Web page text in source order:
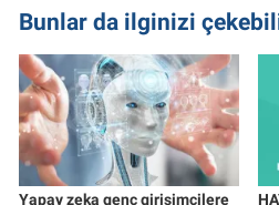
Bunlar da ilginizi
Yapay zeka genç girişimcilere